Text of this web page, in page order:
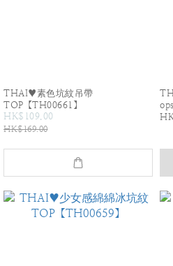
THAI♥素色坑紋吊帶
TOP【TH00661】
HK$109.00
HK$169.00